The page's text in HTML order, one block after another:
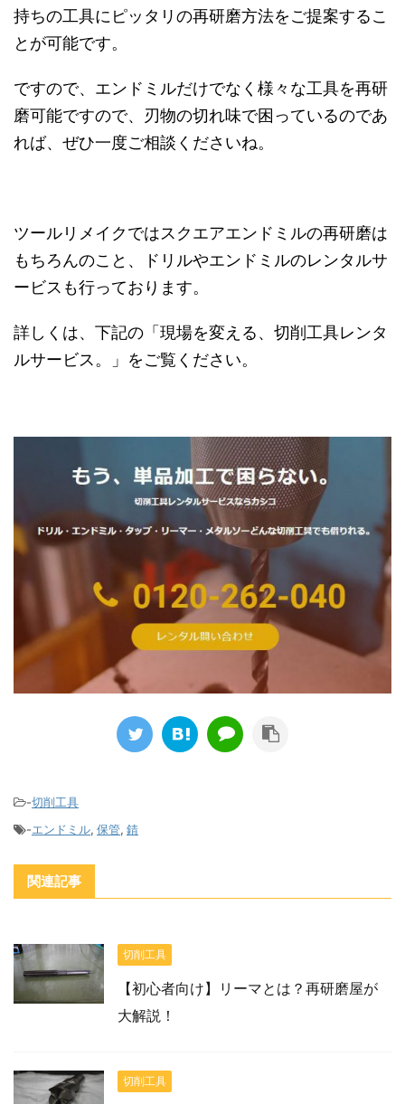
持ちの工具にピッタリの再研磨方法をご提案するこ
とが可能です。
ですので、エンドミルだけでなく様々な工具を再研
磨可能ですので、刃物の切れ味で困っているのであ
れば、ぜひ一度ご相談くださいね。
ツールリメイクではスクエアエンドミルの再研磨は
もちろんのこと、ドリルやエンドミルのレンタルサ
ービスも行っております。
詳しくは、下記の「現場を変える、切削工具レンタ
ルサービス。」をご覧ください。
-切削工具
-エンドミル, 保管, 錆
関連記事
切削工具
【初心者向け】リーマとは？再研磨屋が
大解説！
切削工具